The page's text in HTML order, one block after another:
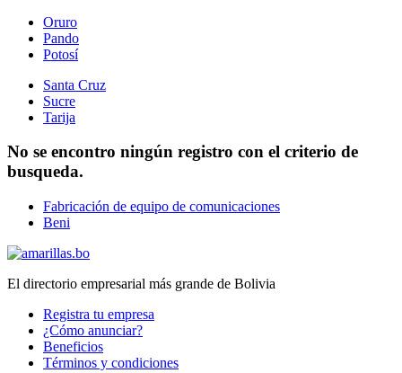
Oruro
Pando
Potosí
Santa Cruz
Sucre
Tarija
No se encontro ningún registro con el criterio de
busqueda.
Fabricación de equipo de comunicaciones
Beni
El directorio empresarial más grande de Bolivia
Registra tu empresa
¿Cómo anunciar?
Beneficios
Términos y condiciones